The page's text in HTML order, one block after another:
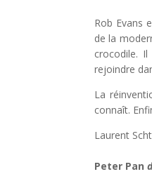
Rob Evans
de la
crocodile.
rejoindre
La
connaît.
Laurent
Peter Pan